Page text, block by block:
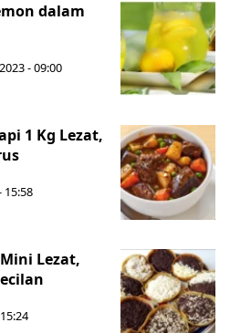
dalam
- 09:00
1 Kg Lezat,
15:58
Lezat,